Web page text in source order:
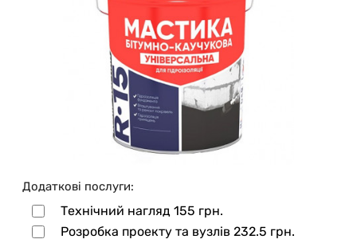
Додаткові послуги:
Технічний нагляд 155 грн.
Розробка проекту та вузлів 232.5 грн.